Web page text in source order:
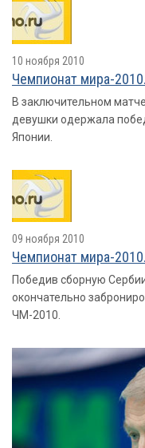
10 ноября 2010
Чемпионат мира-
В заключительном
девушки одержала
Японии.
09 ноября 2010
Чемпионат мира-
Победив сборную
окончательно
ЧМ-2010.